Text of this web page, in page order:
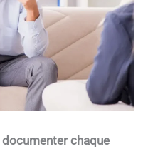
documenter chaque